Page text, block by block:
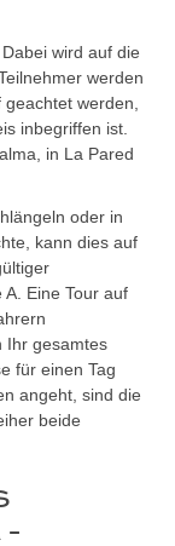
wird auf die
werden
werden,
inbegriffen ist.
in La Pared
oder in
kann dies auf
Eine Tour auf
Ihr gesamtes
für einen Tag
angeht, sind die
beide
-